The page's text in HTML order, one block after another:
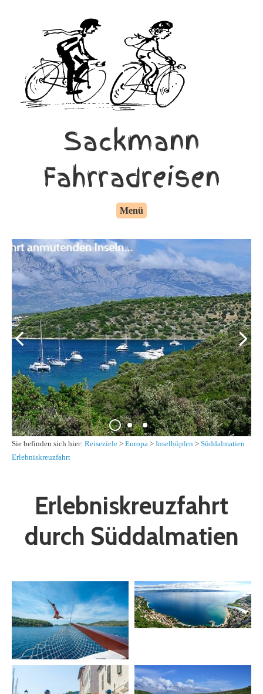
Sackmann
Fahrradreisen
Menü
Sie befinden sich hier: Reiseziele > Europa > Inselhüpfen > Süddalmatien
Erlebniskreuzfahrt
Erlebniskreuzfahrt
durch Süddalmatien